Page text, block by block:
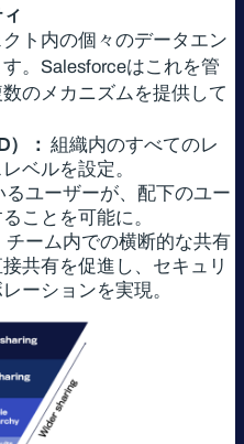
ト内の個々のデータエン
。Salesforceはこれを管
のメカニズムを提供して
）： 組織内のすべてのレ
ベルを設定。
るユーザーが、配下のユー
ことを可能に。
チーム内での横断的な共有
共有を促進し、セキュリ
ーションを実現。